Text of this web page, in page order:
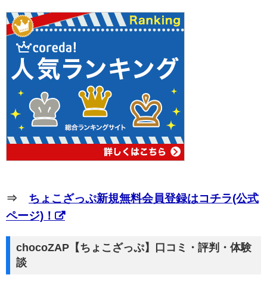
⇒ ちょこざっぷ新規無料会員登録はコチラ(公式
ページ)！
chocoZAP【ちょこざっぷ】口コミ・評判・体験
談